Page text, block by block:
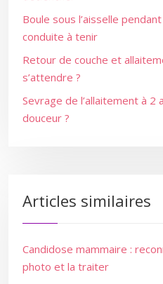
Boule sous l’aisselle
conduite à tenir
Retour de couche et
s’attendre ?
Sevrage de l’allaitement à
douceur ?
Articles similaires
Candidose mammaire :
photo et la traiter